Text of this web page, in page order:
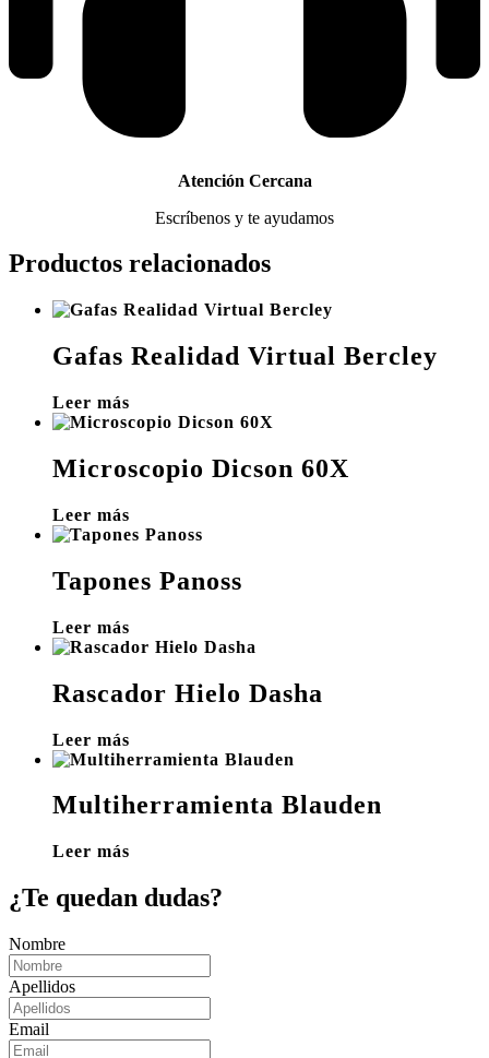
Atención Cercana
Escríbenos y te ayudamos
Productos relacionados
Gafas Realidad Virtual Bercley
Leer más
Microscopio Dicson 60X
Leer más
Tapones Panoss
Leer más
Rascador Hielo Dasha
Leer más
Multiherramienta Blauden
Leer más
¿Te quedan dudas?
Nombre
Apellidos
Email